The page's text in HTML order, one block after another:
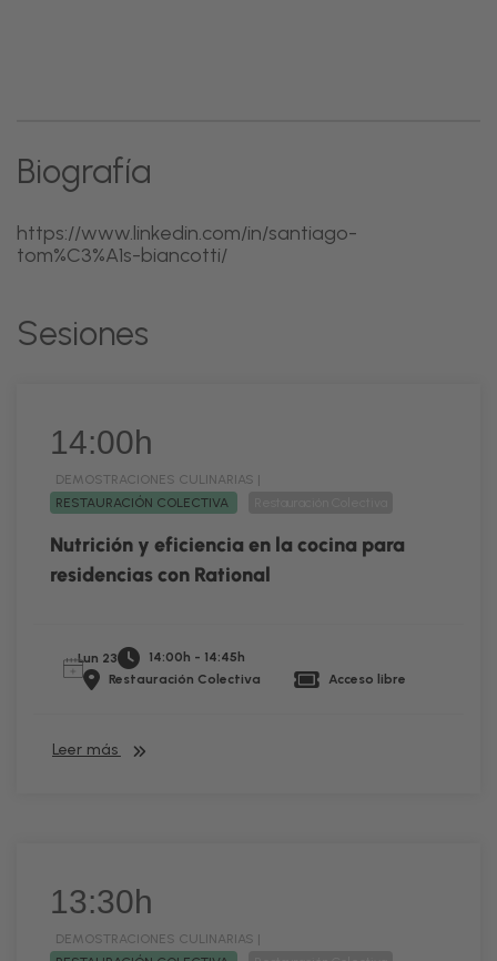
Biografía
https://www.linkedin.com/in/santiago-
tom%C3%A1s-biancotti/
Sesiones
14:00h
DEMOSTRACIONES CULINARIAS |
RESTAURACIÓN COLECTIVA
Nutrición y eficiencia en la cocina para
residencias con Rational
Lun 23
14:00h - 14:45h
Restauración Colectiva
Acceso libre
Leer más
13:30h
DEMOSTRACIONES CULINARIAS |